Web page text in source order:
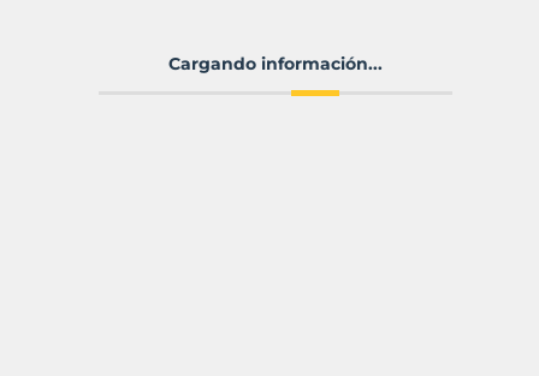
Cargando información...